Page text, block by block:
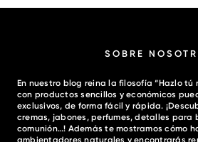
SOBRE
En nuestro blog reina la filosofía “Hazlo tú
con productos sencillos y económicos
exclusivos, de forma fácil y rápida.
cremas, jabones, perfumes, detalles para
comunión…! Además te mostramos cómo
ambientadores naturales y encontrarás